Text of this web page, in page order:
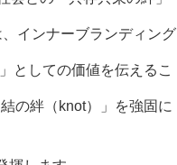
インナーブランディング
としての価値を伝えるこ
の絆（knot）」を強固に